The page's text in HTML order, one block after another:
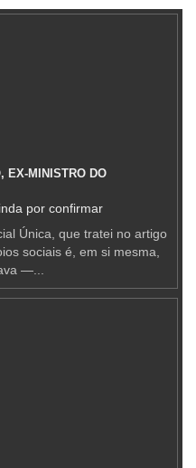
EX-MINISTRO DO
por confirmar
Única, que tratei no artigo
sociais é, em si mesma,
—...